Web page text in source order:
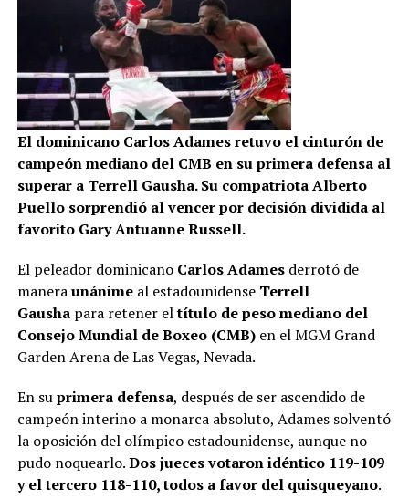
El dominicano Carlos Adames retuvo el cinturón de
campeón mediano del CMB en su primera defensa al
superar a Terrell Gausha. Su compatriota Alberto
Puello sorprendió al vencer por decisión dividida al
favorito Gary Antuanne Russell.
El peleador dominicano Carlos Adamesderrotó de
maneraunánimeal estadounidense Terrell
Gaushapara retener eltítulo de peso mediano del
Consejo Mundial de Boxeo (CMB)en el MGM Grand
Garden Arena de Las Vegas, Nevada.
En suprimera defensa, después de ser ascendido de
campeón interino a monarca absoluto, Adames solventó
la oposición del olímpico estadounidense, aunque no
pudo noquearlo.Dos jueces votaron idéntico 119-109
y el tercero 118-110, todos a favor del quisqueyano.